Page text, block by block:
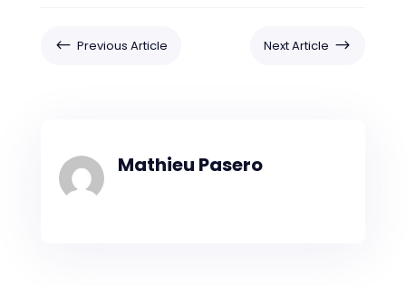
# Previous Article Next Article $
Mathieu Pasero